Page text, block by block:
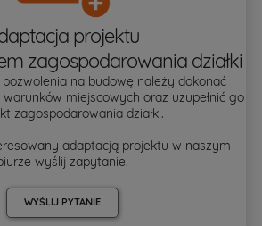
projektu
zagospodarowania działki
na budowę należy dokonać
miejscowych oraz uzupełnić go
zagospodarowania działki.
adaptacją projektu w naszym
wyślij zapytanie.
WYŚLIJ PYTANIE